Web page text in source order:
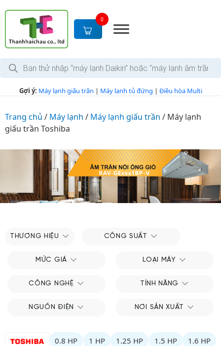
c
t
0
T
m
i
h
Gợi ý: Máy lạnh giấu trần | Máy lạnh tủ đứng | Điều hòa Multi
Trang chủ / Máy lạnh / Máy lạnh giấu trần / Máy lạnh
giấu trần Toshiba
THƯƠNG HIỆU CÔNG SUẤT
MỨC GIÁ LOẠI MÁY
CÔNG NGHỆ TÍNH NĂNG
NGUỒN ĐIỆN NƠI SẢN XUẤT
0.8 HP 1 HP 1.25 HP 1.5 HP 1.6 HP